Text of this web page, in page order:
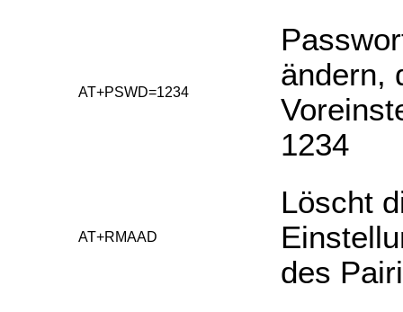
AT+PSWD=1234
ändern,
1234
AT+RMAAD
Löscht
des